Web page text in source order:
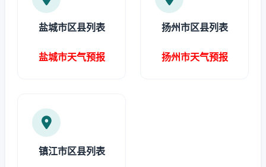
盐城市区县列表
盐城市天气预报
扬州市区县列表
扬州市天气预报
镇江市区县列表